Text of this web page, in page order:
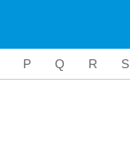
P Q R S